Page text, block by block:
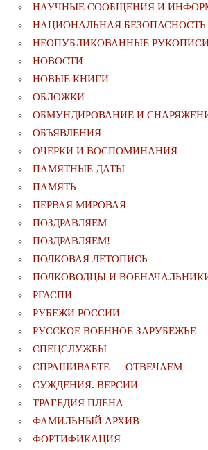
НАУЧНЫЕ СООБЩЕНИЯ И
НАЦИОНАЛЬНАЯ БЕЗОПАСНОСТЬ
НЕОПУБЛИКОВАННЫЕ
НОВОСТИ
НОВЫЕ КНИГИ
ОБЛОЖКИ
ОБМУНДИРОВАНИЕ И
ОБЪЯВЛЕНИЯ
ОЧЕРКИ И ВОСПОМИНАНИЯ
ПАМЯТНЫЕ ДАТЫ
ПАМЯТЬ
ПЕРВАЯ МИРОВАЯ
ПОЗДРАВЛЯЕМ
ПОЗДРАВЛЯЕМ!
ПОЛКОВАЯ ЛЕТОПИСЬ
ПОЛКОВОДЦЫ И
РГАСПИ
РУБЕЖИ РОССИИ
РУССКОЕ ВОЕННОЕ ЗАРУБЕЖЬЕ
СПЕЦСЛУЖБЫ
СПРАШИВАЕТЕ — ОТВЕЧАЕМ
СУЖДЕНИЯ. ВЕРСИИ
ТРАГЕДИЯ ПЛЕНА
ФАМИЛЬНЫЙ АРХИВ
ФОРТИФИКАЦИЯ